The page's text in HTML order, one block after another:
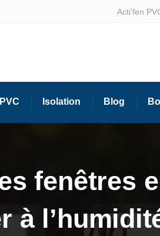
Acti'fen
Isolation Blog
fenêtres
à